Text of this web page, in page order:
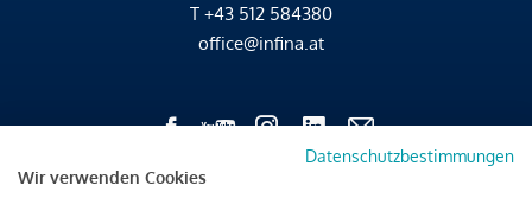
T +43 512 584380
office@infina.at
Datenschutzbestimmungen
Wir verwenden Cookies